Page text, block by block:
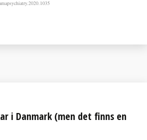
i Danmark (men det finns en